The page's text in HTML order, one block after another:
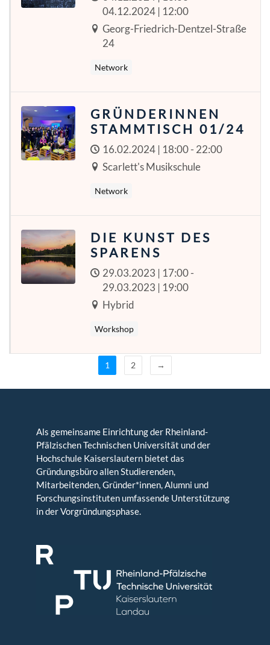
04.12.2024 | 12:00
Georg-Friedrich-Dentzel-Straße
24
Network
GRÜNDERINNEN
STAMMTISCH 01/24
16.02.2024 | 18:00 - 22:00
Scarlett's Musikschule
Network
DIE KUNST DES
SPARENS
29.03.2023 | 17:00 -
29.03.2023 | 19:00
Hybrid
Workshop
1 2 →
Als gemeinsame Einrichtung der Rheinland-
Pfälzischen Technischen Universität und der
Hochschule Kaiserslautern bietet das
Gründungsbüro allen Studierenden,
Mitarbeitenden, Gründer*innen, Alumni und
Forschungsinstituten umfassende Unterstützung
in der Vorgründungsphase.